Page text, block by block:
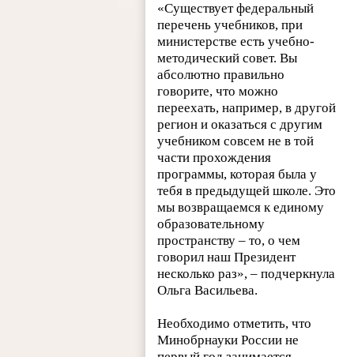
«Существует федеральный
перечень учебников, при
министерстве есть учебно-
методический совет. Вы
абсолютно правильно
говорите, что можно
переехать, например, в другой
регион и оказаться с другим
учебником совсем не в той
части прохождения
программы, которая была у
тебя в предыдущей школе. Это
мы возвращаемся к единому
образовательному
пространству – то, о чем
говорил наш Президент
несколько раз», – подчеркнула
Ольга Васильева.
Необходимо отметить, что
Минобрнауки России не